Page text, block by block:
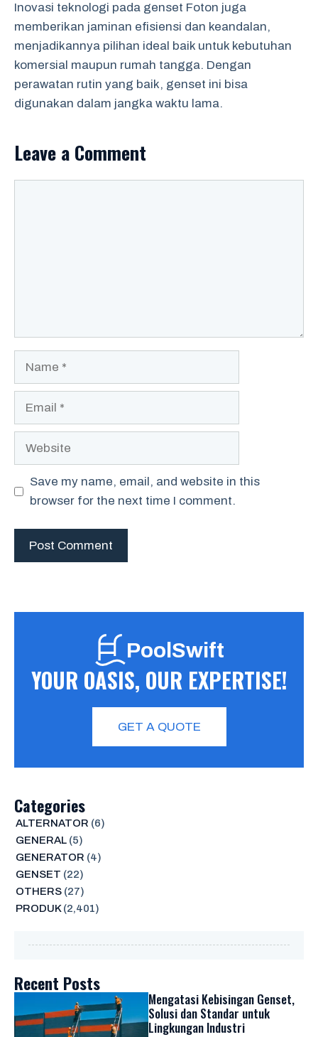
Inovasi teknologi pada genset Foton juga
memberikan jaminan efisiensi dan keandalan,
menjadikannya pilihan ideal baik untuk kebutuhan
komersial maupun rumah tangga. Dengan
perawatan rutin yang baik, genset ini bisa
digunakan dalam jangka waktu lama.
Leave a Comment
Website
Save my name, email, and website in this
browser for the next time I comment.
PoolSwift
YOUR OASIS, OUR EXPERTISE!
GET A QUOTE
Categories
ALTERNATOR (6)
GENERAL(5)
GENERATOR (4)
GENSET (22)
OTHERS(27)
PRODUK(2,401)
Recent Posts
Mengatasi Kebisingan Genset,
Solusi dan Standar untuk
Lingkungan Industri